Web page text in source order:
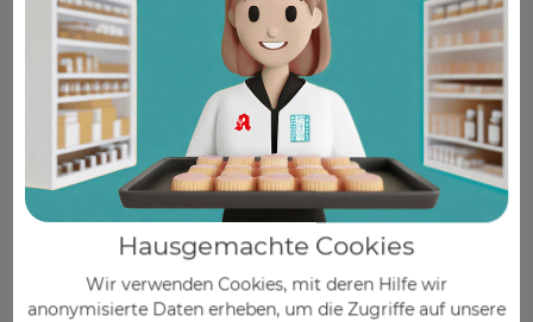
Hausgemachte Cookies
Wir verwenden Cookies, mit deren Hilfe wir
anonymisierte Daten erheben, um die Zugriffe auf unsere
Über diese Seite:
Autorin